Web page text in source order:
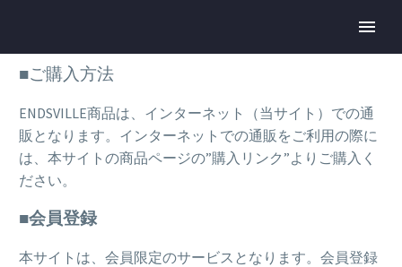
■ご購入方法
ENDSVILLE商品は、インターネット（当サイト）での通
販となります。インターネットでの通販をご利用の際に
は、本サイトの商品ページの”購入リンク”よりご購入く
ださい。
■会員登録
本サイトは、会員限定のサービスとなります。会員登録